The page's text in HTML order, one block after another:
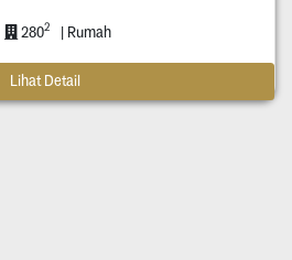
2802 | Rumah
Lihat Detail